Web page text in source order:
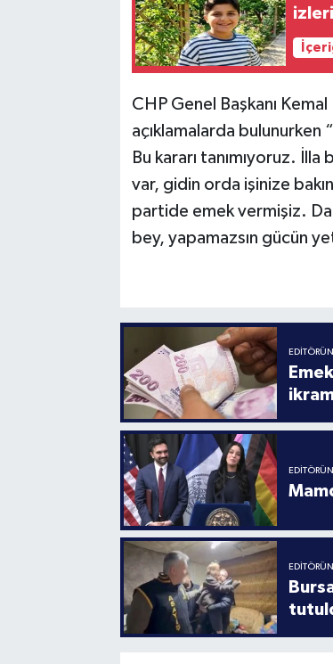
izleri
CHP Genel Başkanı
açıklamalarda
Bu kararı tanımıyoruz.
var, gidin orda işinize
partide emek vermişiz.
bey, yapamazsın gücün